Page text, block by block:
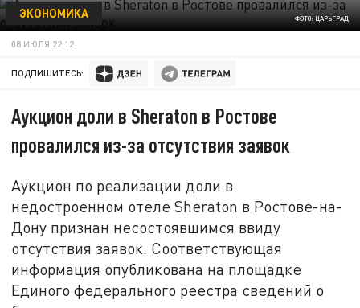
ФОТО: ЦАРЬГРАД
ЭКОНОМИКА
08 ИЮЛЯ 22:12
ПОДПИШИТЕСЬ:
Аукцион доли в Sheraton в Ростове
провалился из-за отсутствия заявок
Аукцион по реализации доли в
недостроенном отеле Sheraton в Ростове-на-
Дону признан несостоявшимся ввиду
отсутствия заявок. Соответствующая
информация опубликована на площадке
Единого федерального реестра сведений о